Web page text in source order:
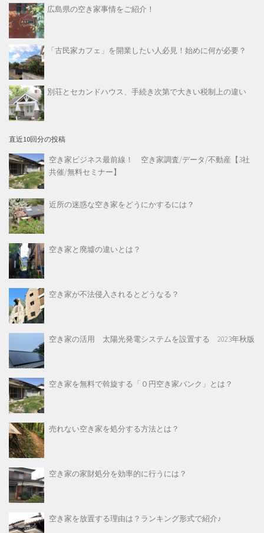
広島県の空き家事情をご紹介！
「古民家カフェ」を開業したい人必見！始めに何が必要？
別荘とセカンドハウス、手続き次第で大きい税制上の違い
直近10回分の投稿
空き家ビジネス最前線！ 空き家調査/データ/不動産【3社
共催/無料セミナー】
近所の迷惑な空き家をどうにかするには？
空き家と廃墟の違いとは？
空き家が不法侵入されるとどうなる？
空き家の活用 太陽光発電システムを設置する 2023年秋版
空き家を無料で斡旋する「０円空き家バンク」とは？
売れない空き家を処分する方法とは？
空き家の家財処分を効率的に行うには？
空き家を放置する理由は？ランキング形式で紹介♪